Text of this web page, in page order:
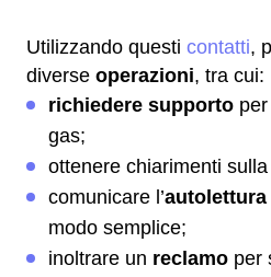
Utilizzando questi contatti,
diverse operazioni, tra cui:
richiedere supporto
gas;
ottenere chiarimenti
comunicare l’
modo semplice;
inoltrare un reclamo per